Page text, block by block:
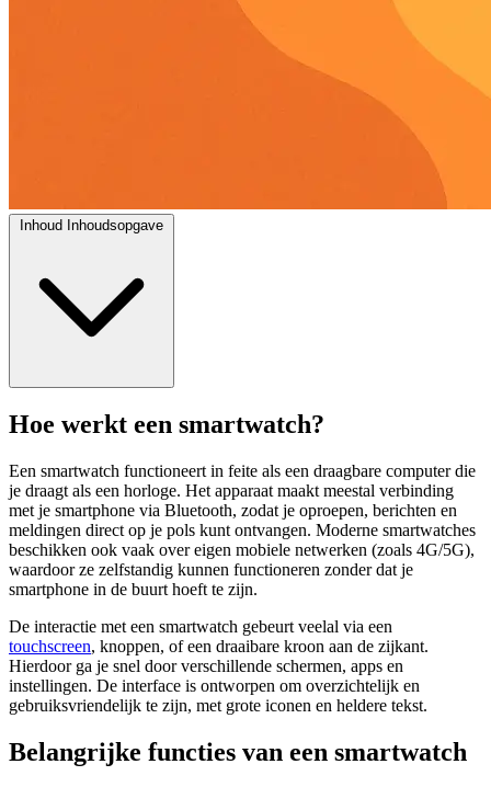
Inhoud Inhoudsopgave
Hoe werkt een smartwatch?
Een smartwatch functioneert in feite als een draagbare computer die
je draagt als een horloge. Het apparaat maakt meestal verbinding
met je smartphone via Bluetooth, zodat je oproepen, berichten en
meldingen direct op je pols kunt ontvangen. Moderne smartwatches
beschikken ook vaak over eigen mobiele netwerken (zoals 4G/5G),
waardoor ze zelfstandig kunnen functioneren zonder dat je
smartphone in de buurt hoeft te zijn.
De interactie met een smartwatch gebeurt veelal via een
touchscreen, knoppen, of een draaibare kroon aan de zijkant.
Hierdoor ga je snel door verschillende schermen, apps en
instellingen. De interface is ontworpen om overzichtelijk en
gebruiksvriendelijk te zijn, met grote iconen en heldere tekst.
Belangrijke functies van een smartwatch